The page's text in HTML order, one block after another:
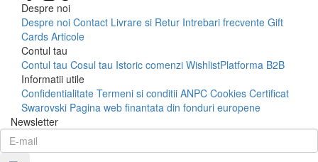
Despre noi
Despre noi Contact Livrare si Retur Intrebari frecvente Gift
Cards Articole
Contul tau
Contul tau Cosul tau Istoric comenzi WishlistPlatforma B2B
Informatii utile
Confidentialitate Termeni si conditii ANPC Cookies Certificat
Swarovski Pagina web finantata din fonduri europene
Newsletter